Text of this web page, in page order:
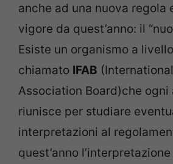
anche ad una nuova regola
vigore da quest’anno: il
Esiste un organismo a
chiamato IFAB
Association Board)che ogni
riunisce per studiare
interpretazioni al
quest’anno